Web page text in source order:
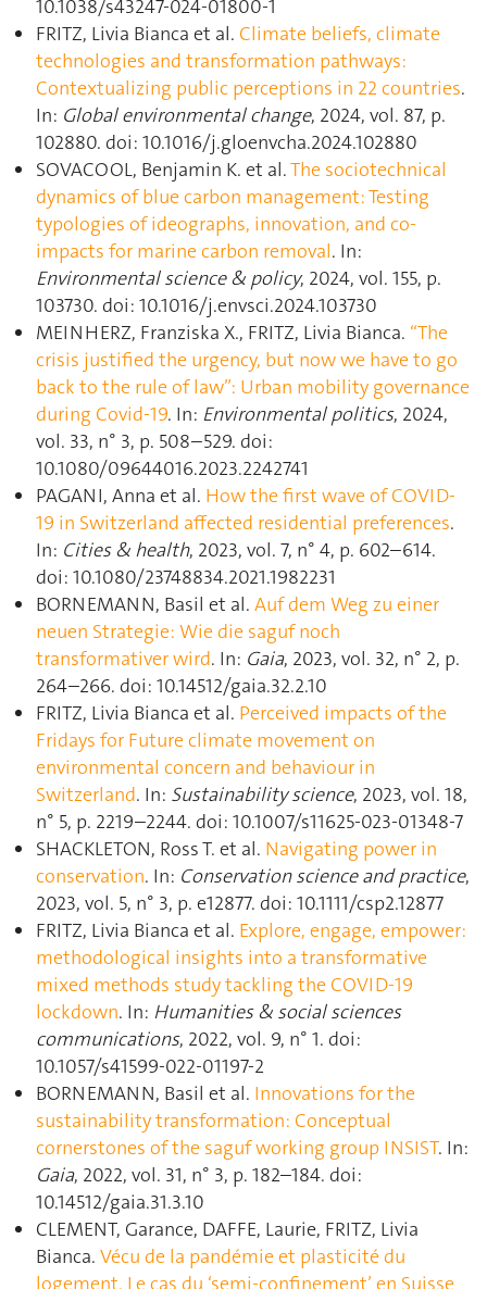
10.1038/s43247-024-01800-1
FRITZ, Livia Bianca et al. Climate beliefs, climate
technologies and transformation pathways:
Contextualizing public perceptions in 22 countries.
In: Global environmental change, 2024, vol. 87, p.
102880. doi: 10.1016/j.gloenvcha.2024.102880
SOVACOOL, Benjamin K. et al.The sociotechnical
dynamics of blue carbon management: Testing
typologies of ideographs, innovation, and co-
impacts for marine carbon removal. In:
Environmental science & policy, 2024, vol. 155, p.
103730. doi: 10.1016/j.envsci.2024.103730
MEINHERZ, Franziska X., FRITZ, Livia Bianca. “The
crisis justified the urgency, but now we have to go
back to the rule of law”: Urban mobility governance
during Covid-19. In: Environmental politics, 2024,
vol. 33, n° 3, p. 508–529. doi:
10.1080/09644016.2023.2242741
PAGANI, Anna et al. How the first wave of COVID-
19 in Switzerland affected residential preferences.
In: Cities & health, 2023, vol. 7, n° 4, p. 602–614.
doi: 10.1080/23748834.2021.1982231
BORNEMANN, Basil et al. Auf dem Weg zu einer
neuen Strategie: Wie die saguf noch
transformativer wird. In: Gaia, 2023, vol. 32, n° 2, p.
264–266. doi: 10.14512/gaia.32.2.10
FRITZ, Livia Bianca et al. Perceived impacts of the
Fridays for Future climate movement on
environmental concern and behaviour in
Switzerland. In: Sustainability science, 2023, vol. 18,
n° 5, p. 2219–2244. doi: 10.1007/s11625-023-01348-7
SHACKLETON, Ross T. et al. Navigating power in
conservation. In: Conservation science and practice,
2023, vol. 5, n° 3, p. e12877. doi: 10.1111/csp2.12877
FRITZ, Livia Bianca et al. Explore, engage, empower:
methodological insights into a transformative
mixed methods study tackling the COVID-19
lockdown. In: Humanities & social sciences
communications, 2022, vol. 9, n° 1. doi:
10.1057/s41599-022-01197-2
BORNEMANN, Basil et al. Innovations for the
sustainability transformation: Conceptual
cornerstones of the saguf working group INSIST. In:
Gaia, 2022, vol. 31, n° 3, p. 182–184. doi:
10.14512/gaia.31.3.10
CLEMENT, Garance, DAFFE, Laurie, FRITZ, Livia
Bianca. Vécu de la pandémie et plasticité du